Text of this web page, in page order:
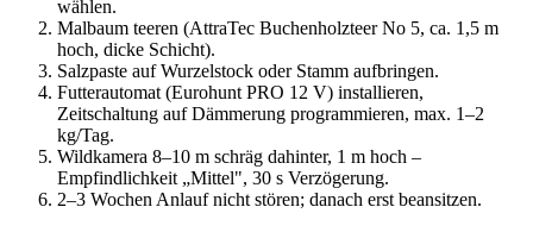
wählen.
Malbaum teeren (AttraTec Buchenholzteer No 5, ca. 1,5 m
hoch, dicke Schicht).
Salzpaste auf Wurzelstock oder Stamm aufbringen.
Futterautomat (Eurohunt PRO 12 V) installieren,
Zeitschaltung auf Dämmerung programmieren, max. 1–2
kg/Tag.
Wildkamera 8–10 m schräg dahinter, 1 m hoch –
Empfindlichkeit „Mittel", 30 s Verzögerung.
2–3 Wochen Anlauf nicht stören; danach erst beansitzen.